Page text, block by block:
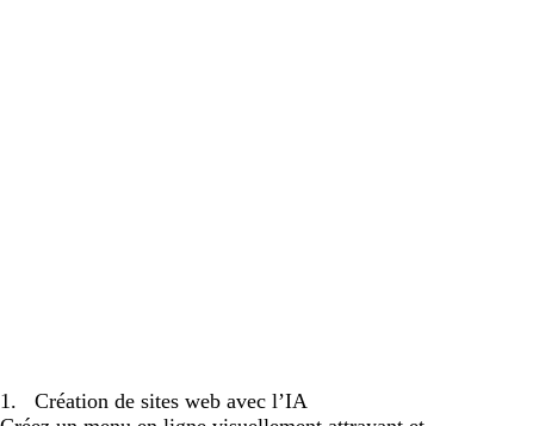
1. Création de sites web avec l’IA